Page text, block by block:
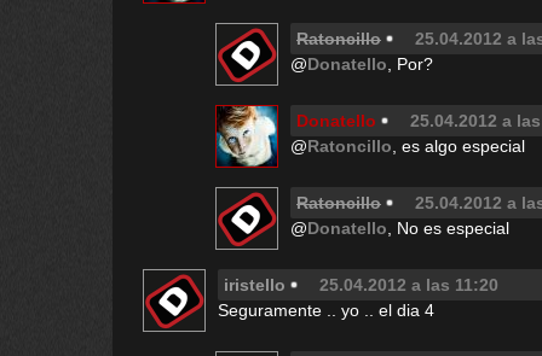
Ratoncillo
25.04.2012 a
@Donatello , Por?
Donatello
25.04.2012 a
@Ratoncillo , es algo especial
Ratoncillo
25.04.2012 a
@Donatello , No es especial
iristello
25.04.2012 a las 11:20
Seguramente .. yo .. el dia 4